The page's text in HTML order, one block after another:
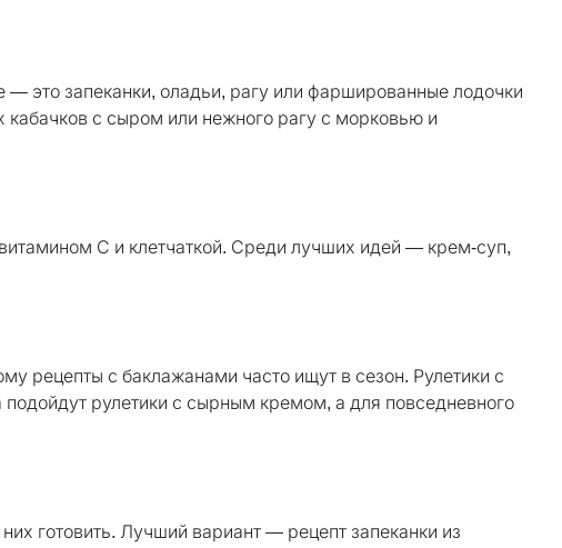
это запеканки, оладьи, рагу или фаршированные лодочки
с сыром или нежного рагу с морковью и
С и клетчаткой. Среди лучших идей — крем-суп,
рецепты с баклажанами часто ищут в сезон. Рулетики с
рулетики с сырным кремом, а для повседневного
готовить. Лучший вариант — рецепт запеканки из